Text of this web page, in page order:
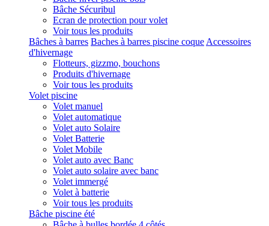
Bâche Sécuribul
Ecran de protection pour volet
Voir tous les produits
Bâches à barres Baches à barres piscine coque Accessoires
d'hivernage
Flotteurs, gizzmo, bouchons
Produits d'hivernage
Voir tous les produits
Volet piscine
Volet manuel
Volet automatique
Volet auto Solaire
Volet Batterie
Volet Mobile
Volet auto avec Banc
Volet auto solaire avec banc
Volet immergé
Volet à batterie
Voir tous les produits
Bâche piscine été